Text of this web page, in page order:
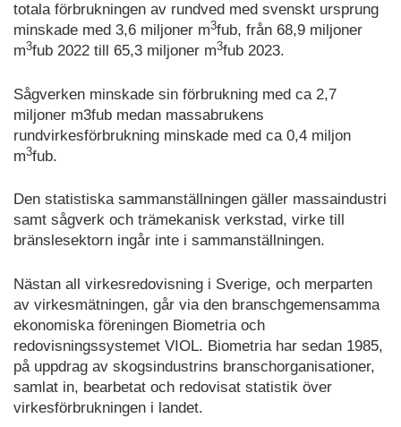
totala förbrukningen av rundved med svenskt ursprung
minskade med 3,6 miljoner m3fub, från 68,9 miljoner
m3fub 2022 till 65,3 miljoner m3fub 2023.
Sågverken minskade sin förbrukning med ca 2,7
miljoner m3fub medan massabrukens
rundvirkesförbrukning minskade med ca 0,4 miljon
m3fub.
Den statistiska sammanställningen gäller massaindustri
samt sågverk och trämekanisk verkstad, virke till
bränslesektorn ingår inte i sammanställningen.
Nästan all virkesredovisning i Sverige, och merparten
av virkesmätningen, går via den branschgemensamma
ekonomiska föreningen Biometria och
redovisningssystemet VIOL. Biometria har sedan 1985,
på uppdrag av skogsindustrins branschorganisationer,
samlat in, bearbetat och redovisat statistik över
virkesförbrukningen i landet.